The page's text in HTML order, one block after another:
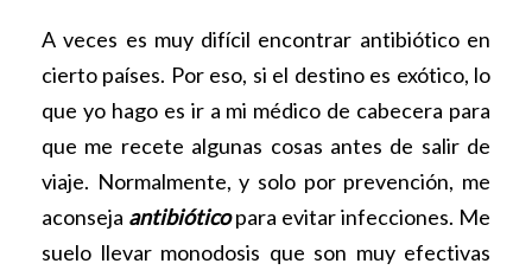
A veces es muy difícil encontrar antibiótico en
cierto países. Por eso, si el destino es exótico, lo
que yo hago es ir a mi médico de cabecera para
que me recete algunas cosas antes de salir de
viaje. Normalmente, y solo por prevención, me
aconseja antibióticopara evitar infecciones. Me
suelo llevar monodosis que son muy efectivas